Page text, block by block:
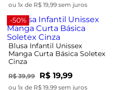
ou 1x de R$ 19,99 sem juros
-50%
Blusa Infantil Unissex
Manga Curta Básica Soletex
Cinza
R$ 39,99 R$ 19,99
ou 1x de R$ 19,99 sem juros